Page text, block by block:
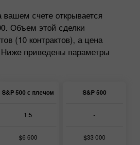
счете открывается
Объем этой сделки
(10 контрактов), а цена
приведены параметры
S&P 500 с плечом
1:5
$6 600
S&P 500
-
$33 000